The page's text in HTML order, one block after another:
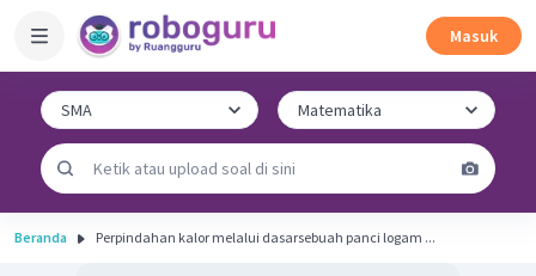
Masuk
Beranda Perpindahan kalor melalui dasarsebuah panci logam ...